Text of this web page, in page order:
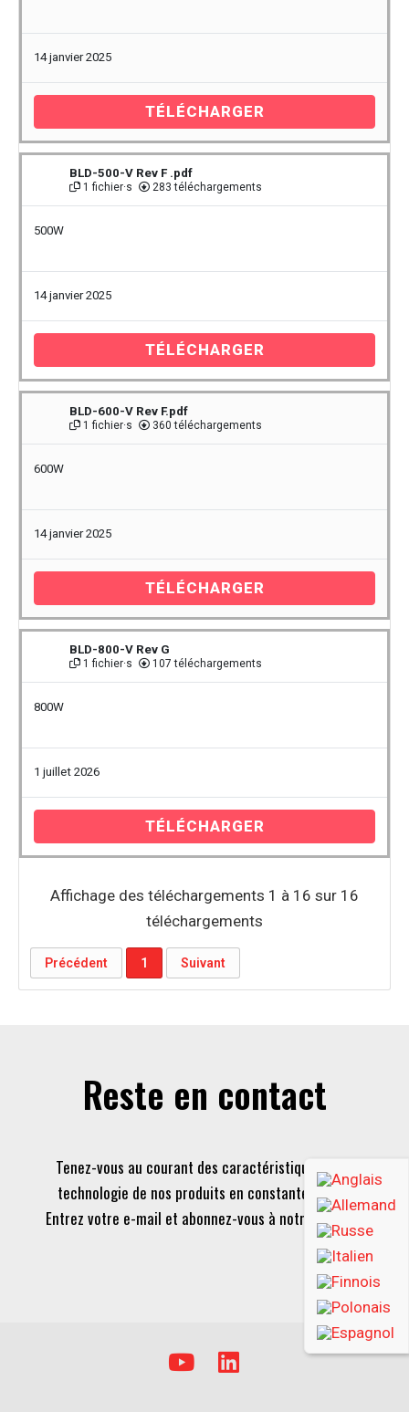
14 janvier 2025
TÉLÉCHARGER
BLD-500-V Rev F .pdf
1 fichier·s 283 téléchargements
500W
14 janvier 2025
TÉLÉCHARGER
BLD-600-V Rev F.pdf
1 fichier·s 360 téléchargements
600W
14 janvier 2025
TÉLÉCHARGER
BLD-800-V Rev G
1 fichier·s 107 téléchargements
800W
1 juillet 2026
TÉLÉCHARGER
Affichage des téléchargements 1 à 16 sur 16
téléchargements
Précédent 1 Suivant
Reste en contact
Tenez-vous au courant des caractéristiques et de la
technologie de nos produits en constante évolution.
Entrez votre e-mail et abonnez-vous à notre newsletter.
Y
L